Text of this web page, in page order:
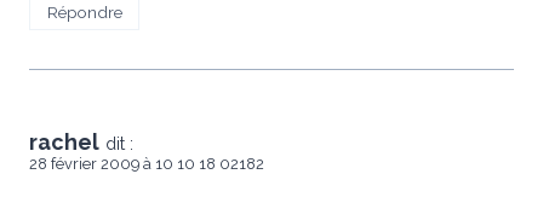
Répondre
rachel dit :
28 février 2009 à 10 10 18 02182